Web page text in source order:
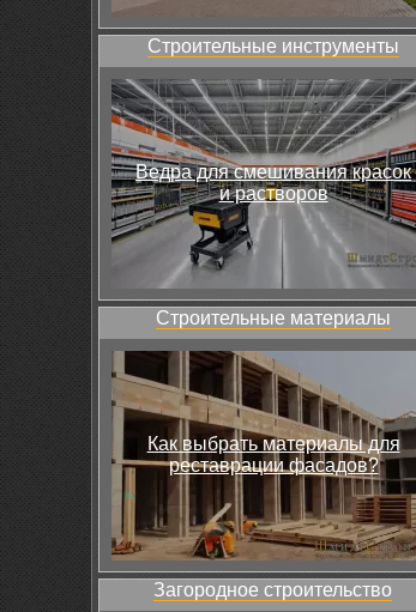
Строительные инструменты
Ведра для смешивания красок
и растворов
Строительные материалы
Как выбрать материалы для
реставрации фасадов?
Загородное строительство